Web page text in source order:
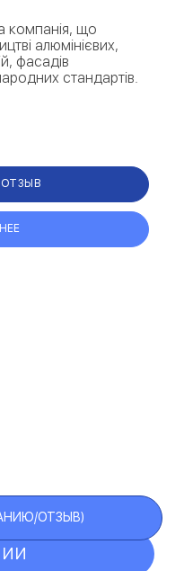
компанія, що
алюмінієвих,
фасадів
стандартів.
ОТЗЫВ)